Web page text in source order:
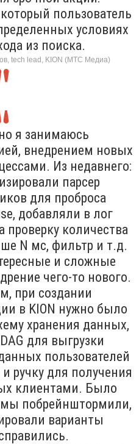
пользователь
условиях
из поиска.
tech lead, KION (МТС Медиа)
я занимаюсь
внедрением новых
Из недавнего:
парсер
для проброса
добавляли в лог
проверку количества
N мс, фильтр и т.д.
и сложные
чего-то нового.
при создании
в KION нужно было
хранения данных,
для выгрузки
пользователей
ручку для получения
клиентами. Было
мы побрейнштормили,
варианты